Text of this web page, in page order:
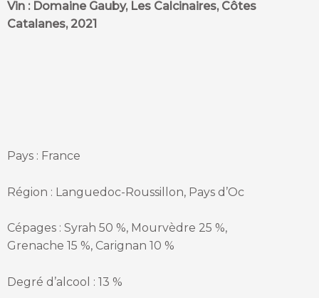
Vin : Domaine Gauby, Les Calcinaires, Côtes
Catalanes, 2021
Pays : France
Région : Languedoc-Roussillon, Pays d’Oc
Cépages : Syrah 50 %, Mourvèdre 25 %,
Grenache 15 %, Carignan 10 %
Degré d’alcool : 13 %